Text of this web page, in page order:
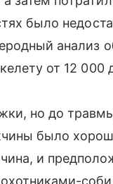
было
анализ
от 12 000
но до
было
и